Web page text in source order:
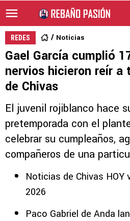
REDES Noticias
Gael García cumplió
nervios hicieron reír a
de Chivas
El juvenil rojiblanco hace
pretemporada con el
celebrar su cumpleaños,
compañeros de una
Noticias de Chivas
2026
Paco Gabriel de Anda